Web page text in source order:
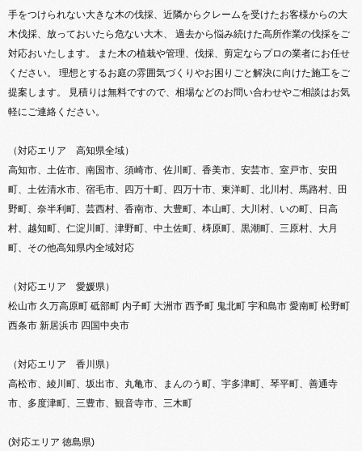
手をつけられない大きな木の伐採、近隣からクレームを受けたお客様からの大
木伐採、放っておいたら危ない大木、 過去から悩み続けた高所作業の伐採をご
対応おいたします。 また木の植栽や管理、伐採、剪定ならプロの業者にお任せ
ください。 理想とするお庭の雰囲気づくりやお困りごと解決に向けた施工をご
提案します。 見積りは無料ですので、相場などのお問い合わせやご相談はお気
軽にご連絡ください。
（対応エリア 高知県全域）
高知市、土佐市、南国市、須崎市、佐川町、香美市、安芸市、室戸市、安田
町、土佐清水市、宿毛市、四万十町、四万十市、東洋町、北川村、馬路村、田
野町、奈半利町、芸西村、香南市、大豊町、本山町、大川村、いの町、日高
村、越知町、仁淀川町、津野町、中土佐町、梼原町、黒潮町、三原村、大月
町、その他高知県内全域対応
（対応エリア 愛媛県）
松山市 久万高原町 砥部町 内子町 大洲市 西予町 鬼北町 宇和島市 愛南町 松野町
西条市 新居浜市 四国中央市
（対応エリア 香川県）
高松市、綾川町、坂出市、丸亀市、まんのう町、宇多津町、琴平町、善通寺
市、多度津町、三豊市、観音寺市、三木町
(対応エリア 徳島県)